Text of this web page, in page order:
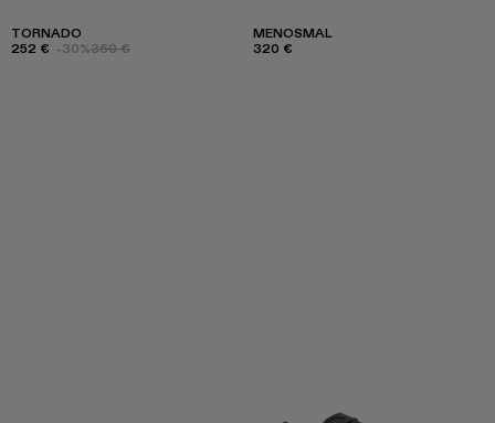
TORNADO
252 € -30%360 €
MENOSMAL
320 €